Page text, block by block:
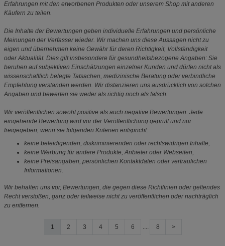
Erfahrungen mit den erworbenen Produkten oder unserem Shop mit anderen
Käufern zu teilen.
Die Inhalte der Bewertungen geben individuelle Erfahrungen und persönliche
Meinungen der Verfasser wieder. Wir machen uns diese Aussagen nicht zu
eigen und übernehmen keine Gewähr für deren Richtigkeit, Vollständigkeit
oder Aktualität. Dies gilt insbesondere für gesundheitsbezogene Angaben: Sie
beruhen auf subjektiven Einschätzungen einzelner Kunden und dürfen nicht als
wissenschaftlich belegte Tatsachen, medizinische Beratung oder verbindliche
Empfehlung verstanden werden. Wir distanzieren uns ausdrücklich von solchen
Angaben und bewerten sie weder als richtig noch als falsch.
Wir veröffentlichen sowohl positive als auch negative Bewertungen. Jede
eingehende Bewertung wird vor der Veröffentlichung geprüft und nur
freigegeben, wenn sie folgenden Kriterien entspricht:
keine beleidigenden, diskriminierenden oder rechtswidrigen Inhalte,
keine Werbung für andere Produkte, Anbieter oder Webseiten,
keine Preisangaben, persönlichen Kontaktdaten oder vertraulichen
Informationen.
Wir behalten uns vor, Bewertungen, die gegen diese Richtlinien oder geltendes
Recht verstoßen, ganz oder teilweise nicht zu veröffentlichen oder nachträglich
zu entfernen.
1 2 3 4 5 6 .... 8 >